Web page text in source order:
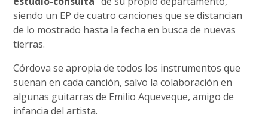
siendo un EP de cuatro canciones que se distancian
de lo mostrado hasta la fecha en busca de nuevas
tierras.
Córdova se apropia de todos los instrumentos que
suenan en cada canción, salvo la colaboración en
algunas guitarras de Emilio Aqueveque, amigo de
infancia del artista.